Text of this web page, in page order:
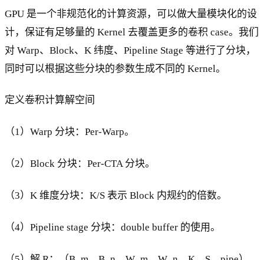
GPU 是一个非规范化的计算资源，可以做大量模块化的设
计，保证有足够量的 Kernel 去覆盖更多的卷积 case。我们
对 Warp、Block、K 纬度、Pipeline Stage 等进行了分块，
同时可以根据这些分块的参数生成不同的 Kernel。
定义卷积计算解空间
（1）Warp 分块：Per-Warp。
（2）Block 分块：Per-CTA 分块。
（3）K 维度分块：K/S 表示 Block 内规约的倍数。
（4）Pipeline stage 分块：double buffer 的使用。